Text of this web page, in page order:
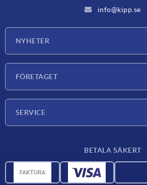
info@kipp.se
NYHETER
FÖRETAGET
SERVICE
CAD-data
BETALA SÄKERT